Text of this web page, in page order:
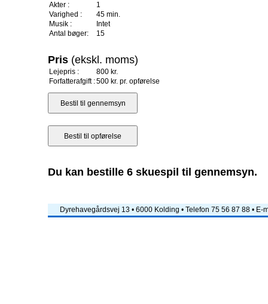
Akter :
1
Varighed :
45 min.
Musik :
Intet
Antal bøger:
15
Pris (ekskl. moms)
Lejepris :
800 kr.
Forfatterafgift :500 kr. pr. opførelse
Du kan bestille 6 skuespil til gennemsyn.
Dyrehavegårdsvej 13 • 6000 Kolding • Telefon 75 56 87 88 • E-